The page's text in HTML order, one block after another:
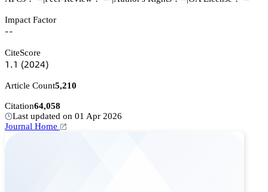
Impact Factor
--
CiteScore
声.声 (缗蔡缗鋺)
Article Count5,210
Citation64,058
Last updated on 01 Apr 2026
Journal Home